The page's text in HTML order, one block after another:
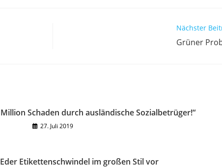
Nächster
Grüner
Schaden durch ausländische Sozialbetrüger!“
27. Juli 2019
Etikettenschwindel im großen Stil vor